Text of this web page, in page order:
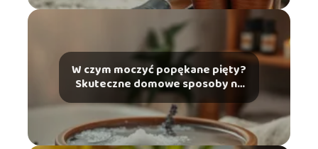
W czym moczyć popękane pięty?
Skuteczne domowe sposoby na
ulgę